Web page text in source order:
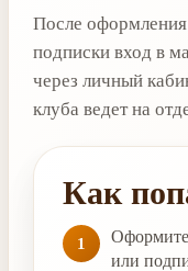
После оформления
подписки вход в
через личный
клуба ведет на
Как
1
Оформите
или